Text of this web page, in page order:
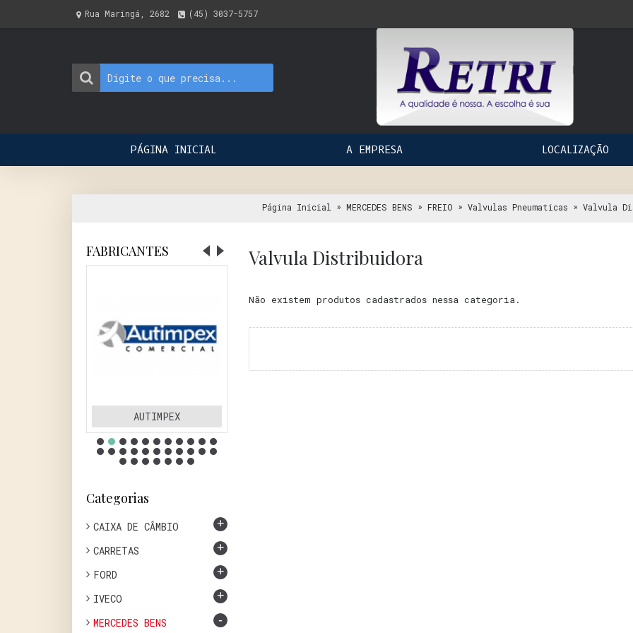
Rua Maringá, 2682 (45) 3037-5757
PÁGINA INICIAL A EMPRESA LOCALIZAÇÃO
Página Inicial » MERCEDES BENS » FREIO » Valvulas Pneumaticas » Valvula
FABRICANTES
AUTIMPEX
Categorias
CAIXA DE CÂMBIO +
CARRETAS +
FORD +
IVECO +
MERCEDES BENS -
Valvula Distribuidora
Não existem produtos cadastrados nessa categoria.